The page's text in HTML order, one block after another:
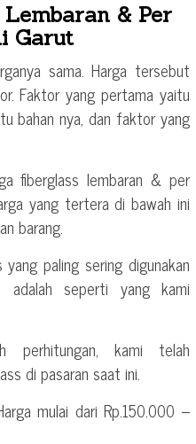
& Per
Garut
sama. Harga tersebut
Faktor yang pertama yaitu
bahan nya, dan faktor yang
fiberglass lembaran & per
yang tertera di bawah ini
barang.
paling sering digunakan
adalah seperti yang kami
perhitungan, kami telah
di pasaran saat ini.
mulai dari Rp.150.000 –